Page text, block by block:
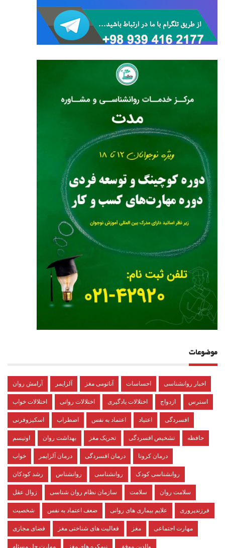
موضوعات
آرامش روان آلزایمر آناتومی مغز احساسات اخبار روانشناسی
اختلالات خواب اختلالات روانی اختلالات یادگیری ازدواج استرس
اسکیزوفرنی اضطراب اعتماد به نفس اعتیاد افسردگی
اوتیسم بهداشت روان تحریک مغز تشخیص افسردگی حافظه
خواب درمان آلزایمر درمان افسردگی درمان کرونا
رشد کودکان روانشناس روانشناسی روانشناسی کودک
زوال عقل سازمان نظام روان شناسی سلامت سلامت روان
شخصیت ضعف اعتماد به نفس علایم بیماری های روانی فرزندپروری
فضای مجازی فعالیت های شناختی مغز مغز مهارت اجتماعی